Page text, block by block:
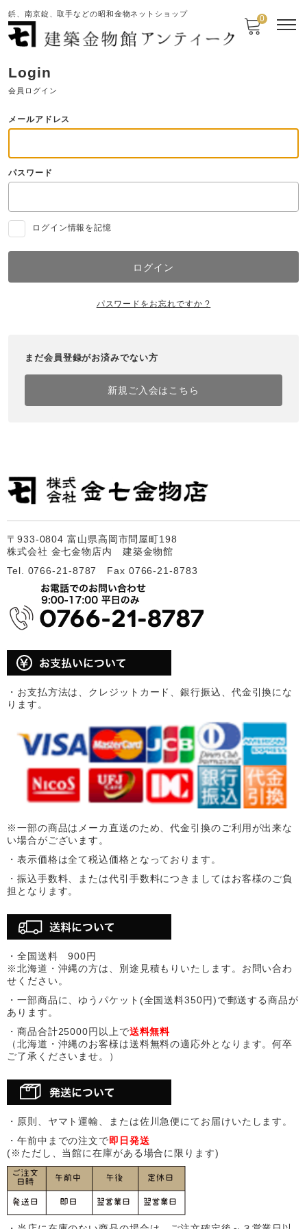
鋲、南京錠、取手などの昭和金物ネットショップ 0
Login
会員ログイン
メールアドレス
パスワード
ログイン情報を記憶
パスワードをお忘れですか ?
まだ会員登録がお済みでない方
新規ご入会はこちら
〒933-0804 富山県高岡市問屋町198
株式会社 金七金物店内 建築金物館
Tel. 0766-21-8787 Fax 0766-21-8783
・お支払方法は、クレジットカード、銀行振込、代金引換にな
ります。
※一部の商品はメーカ直送のため、代金引換のご利用が出来な
い場合がございます。
・表示価格は全て税込価格となっております。
・振込手数料、または代引手数料につきましてはお客様のご負
担となります。
・全国送料 900円
※北海道・沖縄の方は、別途見積もりいたします。お問い合わ
せください。
・一部商品に、ゆうパケット(全国送料350円)で郵送する商品が
あります。
・商品合計25000円以上で送料無料
（北海道・沖縄のお客様は送料無料の適応外となります。何卒
ご了承くださいませ。）
・原則、ヤマト運輸、または佐川急便にてお届けいたします。
・午前中までの注文で即日発送
(※ただし、当館に在庫がある場合に限ります)